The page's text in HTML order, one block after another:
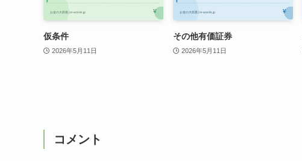
仮条件
2026年5月11日
その他有価証券
2026年5月11日
コメント